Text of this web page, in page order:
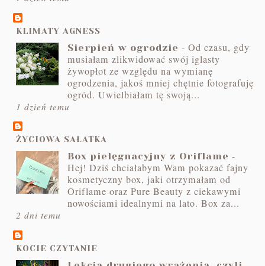
KLIMATY AGNESS
Sierpień w ogrodzie -Od czasu, gdy
musiałam zlikwidować swój iglasty
żywopłot ze względu na wymianę
ogrodzenia, jakoś mniej chętnie fotografuję
ogród. Uwielbiałam tę swoją...
1 dzień temu
ŻYCIOWA SAŁATKA
Box pielęgnacyjny z Oriflame -
Hej! Dziś chciałabym Wam pokazać fajny
kosmetyczny box, jaki otrzymałam od
Oriflame oraz Pure Beauty z ciekawymi
nowościami idealnymi na lato. Box za...
2 dni temu
KOCIE CZYTANIE